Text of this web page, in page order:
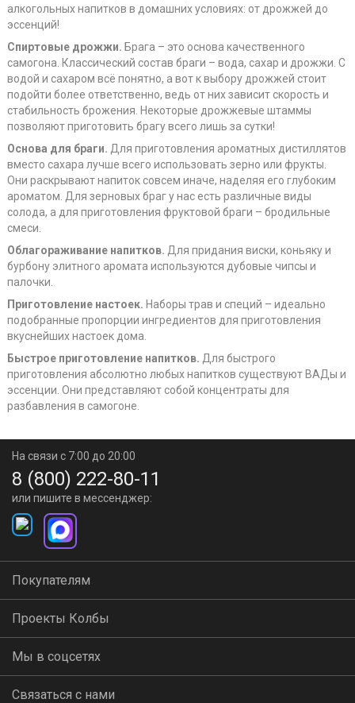
алкогольных напитков в домашних условиях: от дрожжей до
эссенций!
Спиртовые дрожжи. Брага – это основа качественного
самогона. Классический состав браги – вода, сахар и дрожжи. С
водой и сахаром всё понятно, а вот к выбору дрожжей стоит
подойти более ответственно, ведь от них зависит скорость и
стабильность брожения. Некоторые дрожжевые штаммы
позволяют приготовить брагу всего лишь за сутки!
Основа для браги. Для приготовления ароматных дистиллятов
вместо сахара лучше всего использовать зерно или фрукты.
Они раскрывают напиток совсем иначе, наделяя его глубоким
ароматом. Для зерновых браг у нас есть различные виды
солода, а для приготовления фруктовой браги – бродильные
смеси.
Облагораживание напитков. Для придания виски, коньяку и
бурбону элитного аромата используются дубовые чипсы и
палочки.
Приготовление настоек. Наборы трав и специй – идеально
подобранные пропорции ингредиентов для приготовления
вкуснейших настоек дома.
Быстрое приготовление напитков. Для быстрого
приготовления абсолютно любых напитков существуют ВАДы и
эссенции. Они представляют собой концентраты для
разбавления в самогоне.
На связи с 7:00 до 20:00
8 (800) 222-80-11
или пишите в мессенджер:
Покупателям
Проекты Колбы
Мы в соцсетях
Связаться с нами